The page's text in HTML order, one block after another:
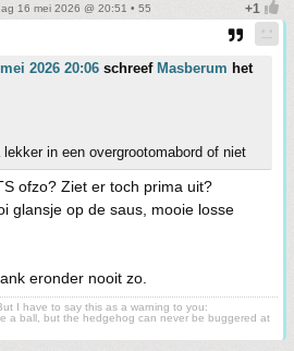
16 mei 2026 @ 20:51 • 55
2026 20:06 schreef Masberum het
in een overgrootomabord of niet
ofzo? Ziet er toch prima uit?
glansje op de saus, mooie losse
eronder nooit zo.
I have to say this as a warning to you:
a ball, but the hedgehog can never be buggered at